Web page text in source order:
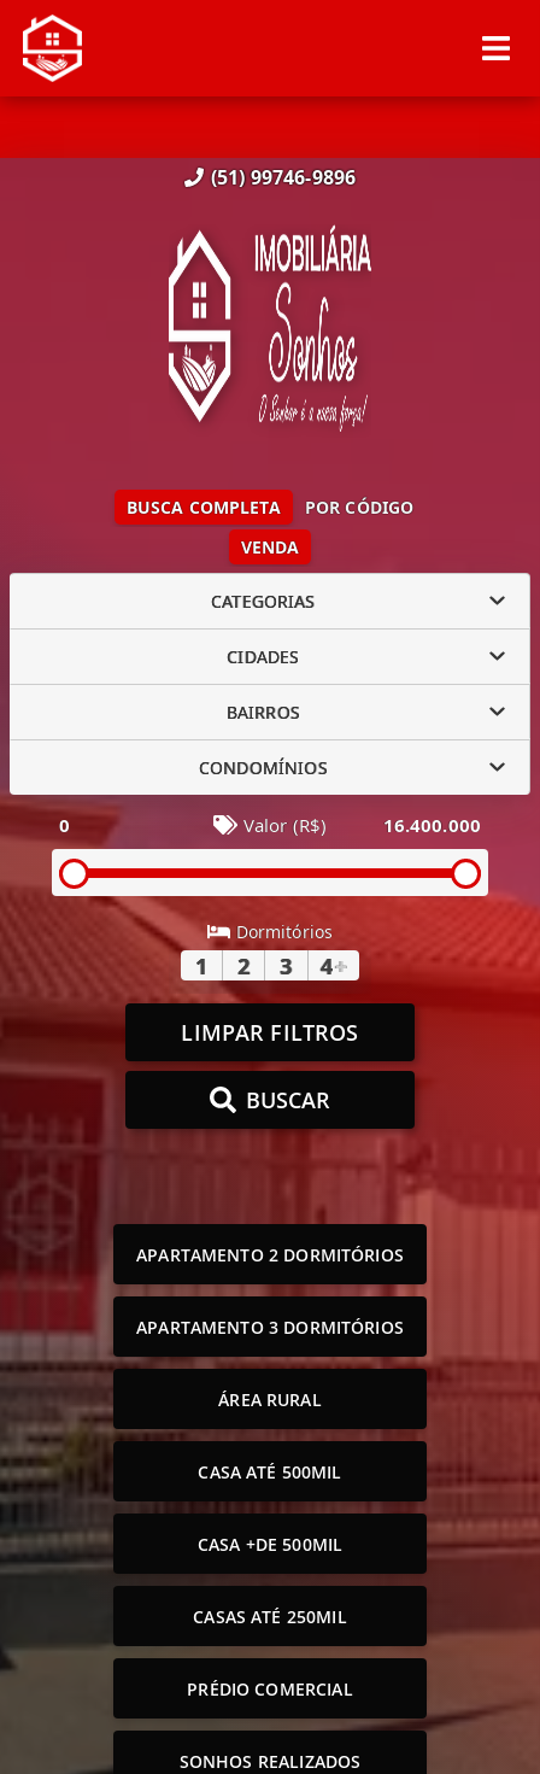
(51) 99746-9896
VENDA
BUSCA COMPLETA POR CÓDIGO
CATEGORIAS
CIDADES
BAIRROS
CONDOMÍNIOS
0 Valor (R$) 16.400.000
Dormitórios
1 2 3 4+
LIMPAR FILTROS
BUSCAR
APARTAMENTO 2 DORMITÓRIOS
APARTAMENTO 3 DORMITÓRIOS
ÁREA RURAL
CASA ATÉ 500MIL
CASA +DE 500MIL
CASAS ATÉ 250MIL
PRÉDIO COMERCIAL
SONHOS REALIZADOS